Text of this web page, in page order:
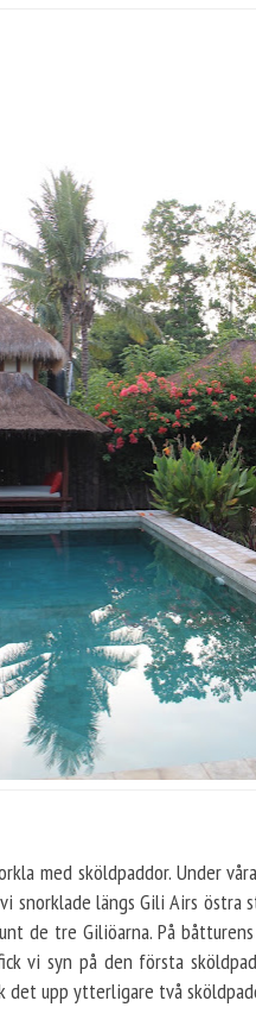
med sköldpaddor. Under
snorklade längs Gili Airs
de tre Giliöarna. På
vi syn på den första
upp ytterligare två